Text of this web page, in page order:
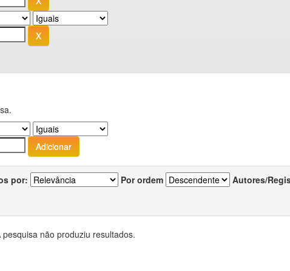
por: Por ordem Autores/
pesquisa não produziu resultados.